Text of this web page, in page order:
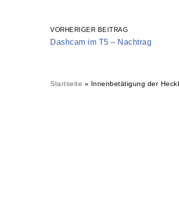
VORHERIGER BEITRAG
Dashcam im T5 – Nachtrag
Startseite » Innenbetätigung der